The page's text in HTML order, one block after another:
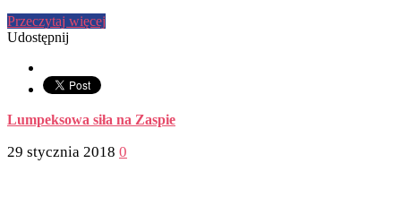
Przeczytaj więcej
Udostępnij
Lumpeksowa siła na Zaspie
29 stycznia 2018 0